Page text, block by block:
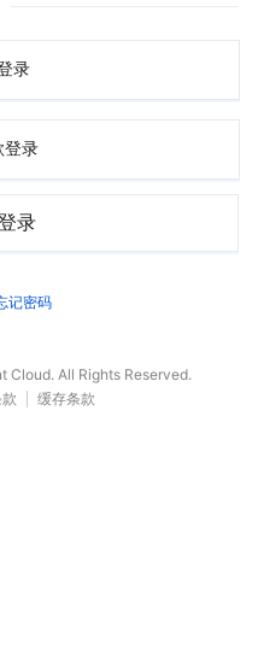
录
登录
录
记密码
Cloud. All Rights Reserved.
缓存条款